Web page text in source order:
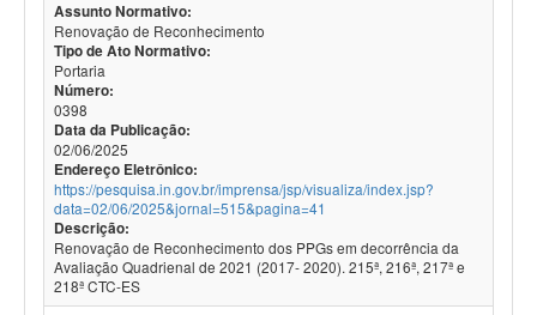
Assunto Normativo:
Renovação de Reconhecimento
Tipo de Ato Normativo:
Portaria
Número:
0398
Data da Publicação:
02/06/2025
Endereço Eletrônico:
https://pesquisa.in.gov.br/imprensa/jsp/visualiza/index.jsp?
data=02/06/2025&jornal=515&pagina=41
Descrição:
Renovação de Reconhecimento dos PPGs em decorrência da
Avaliação Quadrienal de 2021 (2017- 2020). 215ª, 216ª, 217ª e
218ª CTC-ES